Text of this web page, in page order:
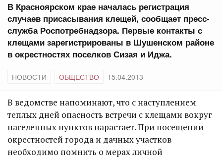
В Красноярском крае началась регистрация
случаев присасывания клещей, сообщает пресс-
служба Роспотребнадзора. Первые контакты с
клещами зарегистрированы в Шушенском районе
в окрестностях поселков Сизая и Иджа.
НОВОСТИ ОБЩЕСТВО 15.04.2013
В ведомстве напоминают, что с наступлением
теплых дней опасность встречи с клещами вокруг
населенных пунктов нарастает. При посещении
окрестностей города и дачных участков
необходимо помнить о мерах личной